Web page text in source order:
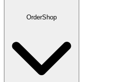
OrderShop